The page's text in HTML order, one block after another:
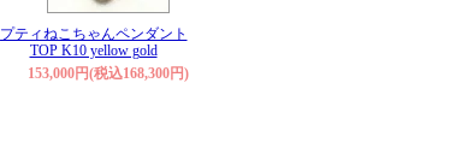
プティねこちゃんペンダント
TOP K10 yellow gold
153,000円(税込168,300円)